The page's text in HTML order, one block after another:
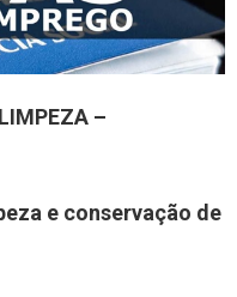
–
e conservação de